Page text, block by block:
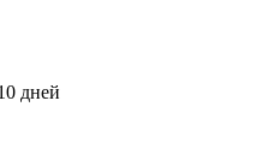
дней